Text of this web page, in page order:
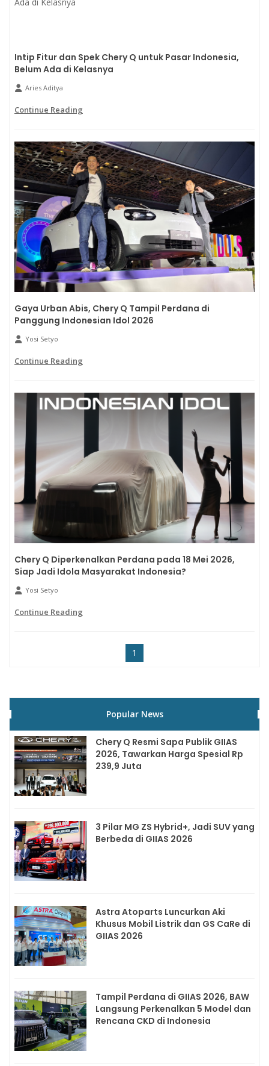
Intip Fitur dan Spek Chery Q untuk Pasar Indonesia,
Belum Ada di Kelasnya
Aries Aditya
Continue Reading
Gaya Urban Abis, Chery Q Tampil Perdana di
Panggung Indonesian Idol 2026
Yosi Setyo
Continue Reading
Chery Q Diperkenalkan Perdana pada 18 Mei 2026,
Siap Jadi Idola Masyarakat Indonesia?
Yosi Setyo
Continue Reading
1
Popular News
Chery Q Resmi Sapa Publik GIIAS
2026, Tawarkan Harga Spesial Rp
239,9 Juta
3 Pilar MG ZS Hybrid+, Jadi SUV yang
Berbeda di GIIAS 2026
Astra Atoparts Luncurkan Aki
Khusus Mobil Listrik dan GS CaRe di
GIIAS 2026
Tampil Perdana di GIIAS 2026, BAW
Langsung Perkenalkan 5 Model dan
Rencana CKD di Indonesia